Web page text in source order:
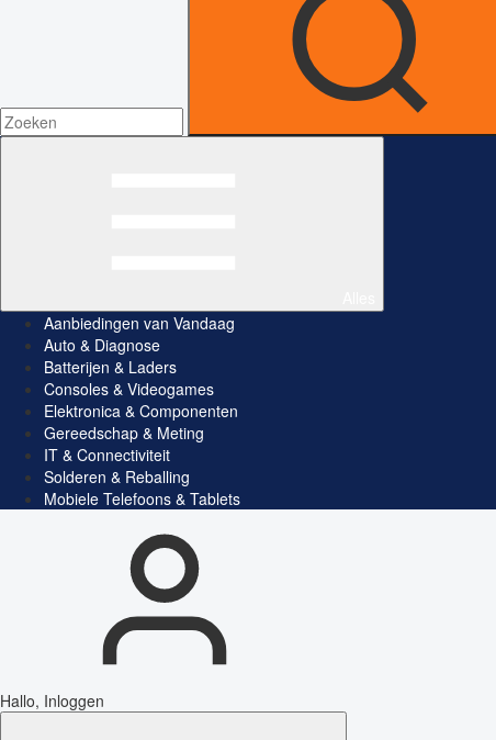
Aanbiedingen van Vandaag
Auto & Diagnose
Batterijen & Laders
Consoles & Videogames
Elektronica & Componenten
Gereedschap & Meting
IT & Connectiviteit
Solderen & Reballing
Mobiele Telefoons & Tablets
Hallo, Inloggen